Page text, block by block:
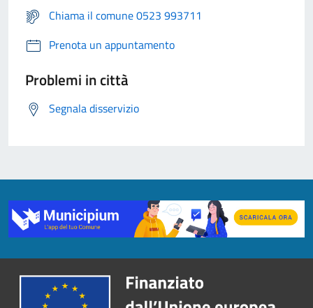
Chiama il comune 0523 993711
Prenota un appuntamento
Problemi in città
Segnala disservizio